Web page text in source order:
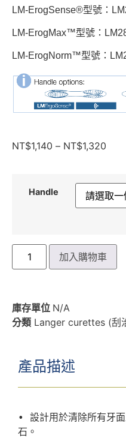
LM-ErogSense®型號：
LM-ErogMax™型號：
LM-ErogNorm™型號：
NT$1,140 – NT$1,320
Handle
加入購物車
庫存單位 N/A
分類 Langer curettes (刮
產品描述
• 設計用於清除所有牙
石。